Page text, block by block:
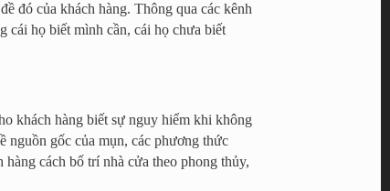
đó của khách hàng. Thông qua các kênh
cái họ biết mình cần, cái họ chưa biết
khách hàng biết sự nguy hiểm khi không
nguồn gốc của mụn, các phương thức
cách bố trí nhà cửa theo phong thủy,